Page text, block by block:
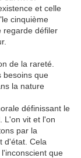
et celle
cinquième
regarde défiler
de la rareté.
besoins que
la nature
définissant le
L'on vit et l'on
par la
d'état. Cela
que